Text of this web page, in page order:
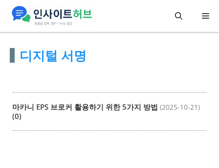
메
디지털 서명
마카니 EPS 브로커 활용하기 위한 5가지 방법 (2025-10-21)
(0)